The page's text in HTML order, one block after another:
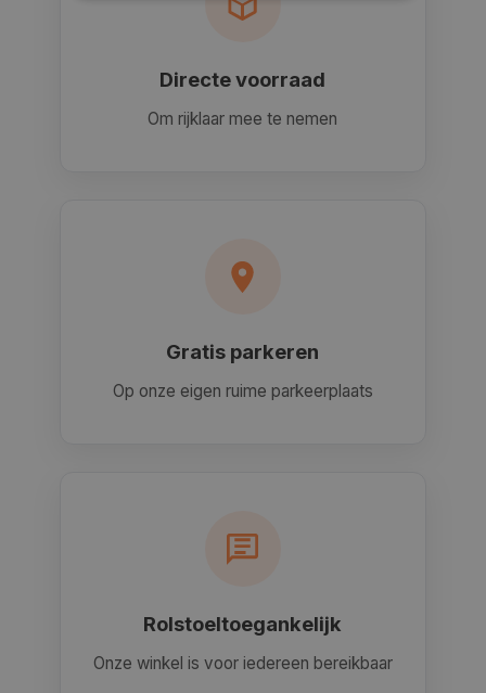
Directe voorraad
Om rijklaar mee te nemen
Gratis parkeren
Op onze eigen ruime parkeerplaats
Rolstoeltoegankelijk
Onze winkel is voor iedereen bereikbaar